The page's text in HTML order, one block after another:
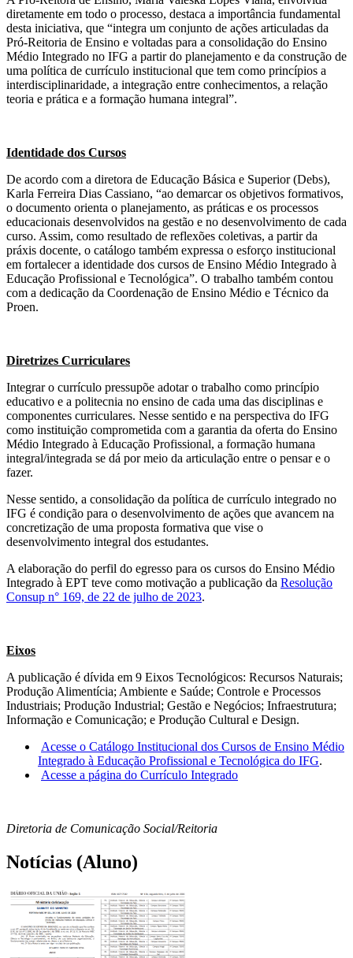
diretamente em todo o processo, destaca a importância fundamental
desta iniciativa, que “integra um conjunto de ações articuladas da
Pró-Reitoria de Ensino e voltadas para a consolidação do Ensino
Médio Integrado no IFG a partir do planejamento e da construção de
uma política de currículo institucional que tem como princípios a
interdisciplinaridade, a integração entre conhecimentos, a relação
teoria e prática e a formação humana integral”.
Identidade dos Cursos
De acordo com a diretora de Educação Básica e Superior (Debs),
Karla Ferreira Dias Cassiano, “ao demarcar os objetivos formativos,
o documento orienta o planejamento, as práticas e os processos
educacionais desenvolvidos na gestão e no desenvolvimento de cada
curso. Assim, como resultado de reflexões coletivas, a partir da
práxis docente, o catálogo também expressa o esforço institucional
em fortalecer a identidade dos cursos de Ensino Médio Integrado à
Educação Profissional e Tecnológica”. O trabalho também contou
com a dedicação da Coordenação de Ensino Médio e Técnico da
Proen.
Diretrizes Curriculares
Integrar o currículo pressupõe adotar o trabalho como princípio
educativo e a politecnia no ensino de cada uma das disciplinas e
componentes curriculares. Nesse sentido e na perspectiva do IFG
como instituição comprometida com a garantia da oferta do Ensino
Médio Integrado à Educação Profissional, a formação humana
integral/integrada se dá por meio da articulação entre o pensar e o
fazer.
Nesse sentido, a consolidação da política de currículo integrado no
IFG é condição para o desenvolvimento de ações que avancem na
concretização de uma proposta formativa que vise o
desenvolvimento integral dos estudantes.
A elaboração do perfil do egresso para os cursos do Ensino Médio
Integrado à EPT teve como motivação a publicação da Resolução
Consup n° 169, de 22 de julho de 2023.
Eixos
A publicação é dívida em 9 Eixos Tecnológicos: Recursos Naturais;
Produção Alimentícia; Ambiente e Saúde; Controle e Processos
Industriais; Produção Industrial; Gestão e Negócios; Infraestrutura;
Informação e Comunicação; e Produção Cultural e Design.
Acesse o Catálogo Institucional dos Cursos de Ensino Médio
Integrado à Educação Profissional e Tecnológica do IFG.
Acesse a página do Currículo Integrado
Diretoria de Comunicação Social/Reitoria
Notícias (Aluno)